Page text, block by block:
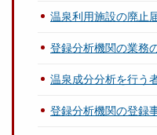
温泉利用施設の廃止
登録分析機関の業務
温泉成分分析を行う
登録分析機関の登録